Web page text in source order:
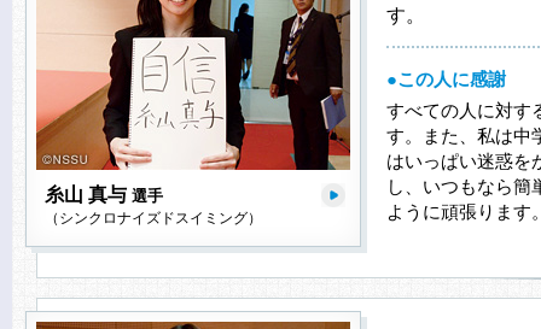
糸山 真与 選手
（シンクロナイズドスイミング）
す。
●この人に感謝
すべての人に対す
す。また、私は中
はいっぱい迷惑を
し、いつもなら簡
ように頑張ります